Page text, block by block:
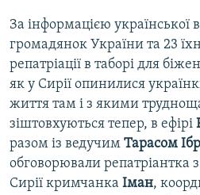
За інформацією української
громадянок України та 23
репатріації в таборі для
як у Сирії опинилися
життя там і з якими
зіштовхуються тепер, в ефірі
разом із ведучим Тарасом
обговорювали репатріантка
Сирії кримчанка Іман,